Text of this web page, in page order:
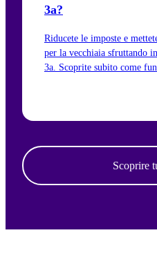
3a?
Riducete le imposte e
per la vecchiaia sfruttando
3a. Scoprite subito come
Scoprire